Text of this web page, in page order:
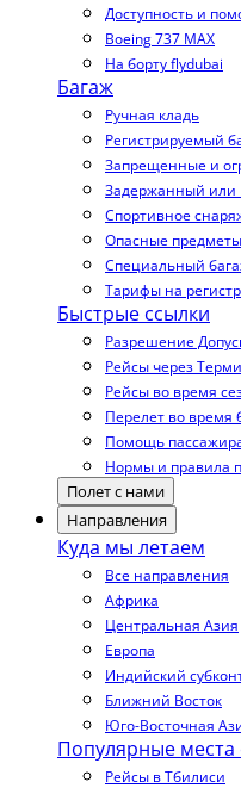
Доступность и
Boeing 737 MAX
На борту flydubai
Багаж
Ручная кладь
Регистрируемый
Запрещенные и
Задержанный или
Спортивное
Опасные предметы
Специальный
Тарифы на
Быстрые ссылки
Разрешение
Рейсы через
Рейсы во время
Перелет во время
Помощь
Нормы и правила
Полет с нами
Направления
Куда мы летаем
Все направления
Африка
Центральная Азия
Европа
Индийский
Ближний Восток
Юго-Восточная
Популярные места
Рейсы в Тбилиси